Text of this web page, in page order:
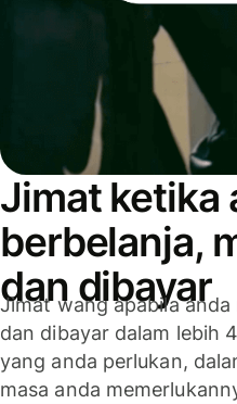
Jimat ketika
berbelanja,
dan dibayar
Jimat wang apabila
dan dibayar dalam lebih
yang anda perlukan,
masa anda